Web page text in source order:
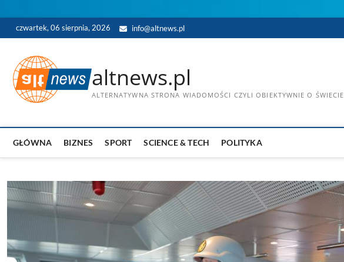
to
czwartek, 06 sierpnia, 2026 info@altnews.pl
altnews.pl
ALTERNATYWNA STRONA WIADOMOŚCI CZYLI OBIEKTYWNIE O ŚWIECIE
GŁÓWNA BIZNES SPORT SCIENCE & TECH POLITYKA